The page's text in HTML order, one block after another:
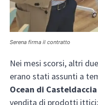
Serena firma il contratto
Nei mesi scorsi, altri
erano stati assunti a
Ocean di Casteldaccia
vendita di prodotti